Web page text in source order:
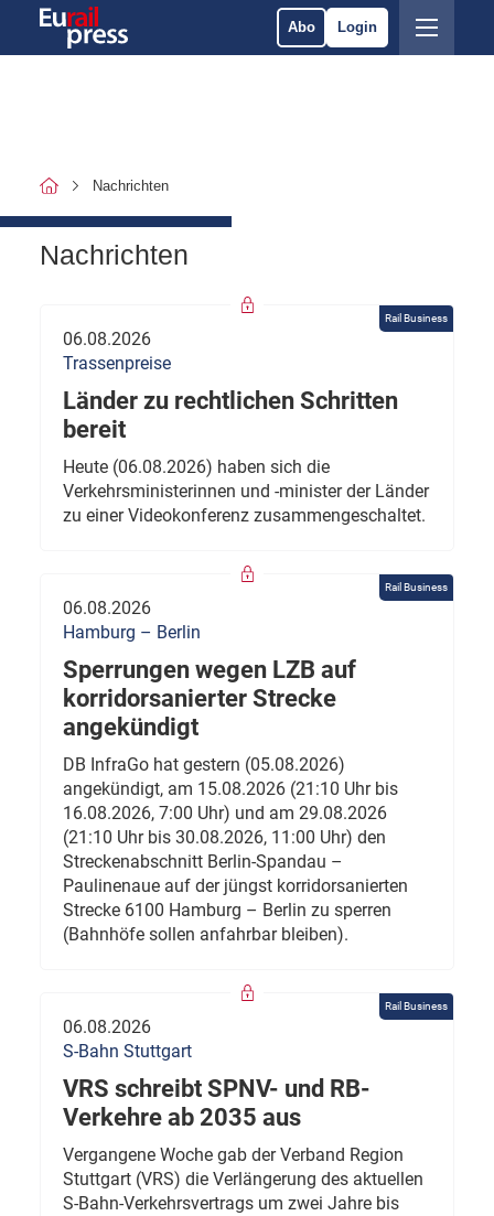
Abo Login
Nachrichten
Nachrichten
Rail Business
06.08.2026
Trassenpreise
Länder zu rechtlichen Schritten
bereit
Heute (06.08.2026) haben sich die
Verkehrsministerinnen und -minister der Länder
zu einer Videokonferenz zusammengeschaltet.
Rail Business
06.08.2026
Hamburg – Berlin
Sperrungen wegen LZB auf
korridorsanierter Strecke
angekündigt
DB InfraGo hat gestern (05.08.2026)
angekündigt, am 15.08.2026 (21:10 Uhr bis
16.08.2026, 7:00 Uhr) und am 29.08.2026
(21:10 Uhr bis 30.08.2026, 11:00 Uhr) den
Streckenabschnitt Berlin-Spandau –
Paulinenaue auf der jüngst korridorsanierten
Strecke 6100 Hamburg – Berlin zu sperren
(Bahnhöfe sollen anfahrbar bleiben).
Rail Business
06.08.2026
S-Bahn Stuttgart
VRS schreibt SPNV- und RB-
Verkehre ab 2035 aus
Vergangene Woche gab der Verband Region
Stuttgart (VRS) die Verlängerung des aktuellen
S-Bahn-Verkehrsvertrags um zwei Jahre bis